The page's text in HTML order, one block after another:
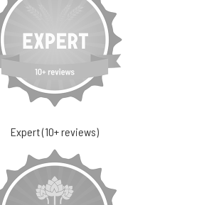
Expert (10+ reviews)